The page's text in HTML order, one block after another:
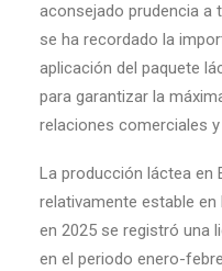
aconsejado prudencia a
se ha recordado la
aplicación del paquete
para garantizar la
relaciones comerciales
La producción láctea en
relativamente estable
en 2025 se registró una
en el periodo enero-